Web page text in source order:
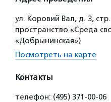
ул. Коровий Вал, д. 3,
пространство «Среда
«Добрынинская»)
Посмотреть на карте
Контакты
телефон: (495) 371-00-06